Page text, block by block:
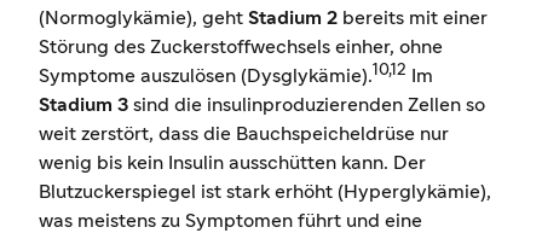
(Normoglykämie), geht Stadium 2 bereits mit einer
Störung des Zuckerstoffwechsels einher, ohne
Symptome auszulösen (Dysglykämie).10,12
Im
Stadium 3 sind die insulinproduzierenden Zellen so
weit zerstört, dass die Bauchspeicheldrüse nur
wenig bis kein Insulin ausschütten kann. Der
Blutzuckerspiegel ist stark erhöht (Hyperglykämie),
was meistens zu Symptomen führt und eine